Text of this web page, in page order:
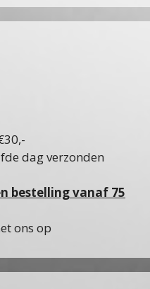
dag verzonden
bestelling vanaf 75
ons op